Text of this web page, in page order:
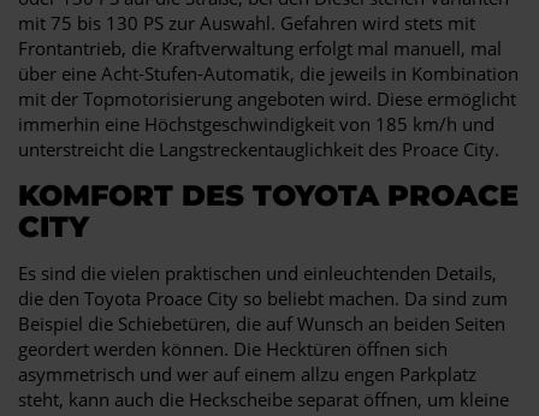
mit 75 bis 130 PS zur Auswahl. Gefahren wird stets mit
Frontantrieb, die Kraftverwaltung erfolgt mal manuell, mal
über eine Acht-Stufen-Automatik, die jeweils in Kombination
mit der Topmotorisierung angeboten wird. Diese ermöglicht
immerhin eine Höchstgeschwindigkeit von 185 km/h und
unterstreicht die Langstreckentauglichkeit des Proace City.
KOMFORT DES TOYOTA PROACE
CITY
Es sind die vielen praktischen und einleuchtenden Details,
die den Toyota Proace City so beliebt machen. Da sind zum
Beispiel die Schiebetüren, die auf Wunsch an beiden Seiten
geordert werden können. Die Hecktüren öffnen sich
asymmetrisch und wer auf einem allzu engen Parkplatz
steht, kann auch die Heckscheibe separat öffnen, um kleine